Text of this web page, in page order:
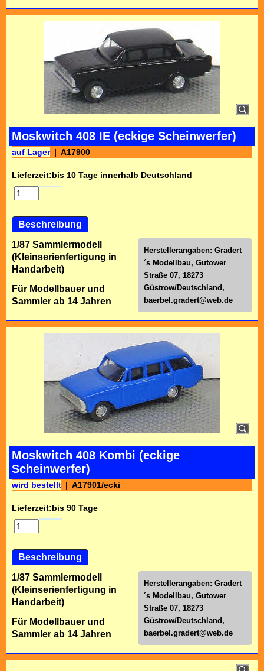
Moskwitch 408 IE (eckige Scheinwerfer)
auf Lager A17900
Lieferzeit:bis 10 Tage innerhalb Deutschland
Beschreibung
Herstellerangaben: Gradert
´s Modellbau, Gutower
Straße 07, 18273
Güstrow/Deutschland,
baerbel.gradert@web.de
1/87 Sammlermodell
(Kleinserienfertigung in
Handarbeit)
Für Modellbauer und
Sammler ab 14 Jahren
Moskwitch 408 Kombi (eckige
Scheinwerfer)
wird bestellt A17901/ecki
Lieferzeit:bis 90 Tage
Beschreibung
Herstellerangaben: Gradert
´s Modellbau, Gutower
Straße 07, 18273
Güstrow/Deutschland,
baerbel.gradert@web.de
1/87 Sammlermodell
(Kleinserienfertigung in
Handarbeit)
Für Modellbauer und
Sammler ab 14 Jahren